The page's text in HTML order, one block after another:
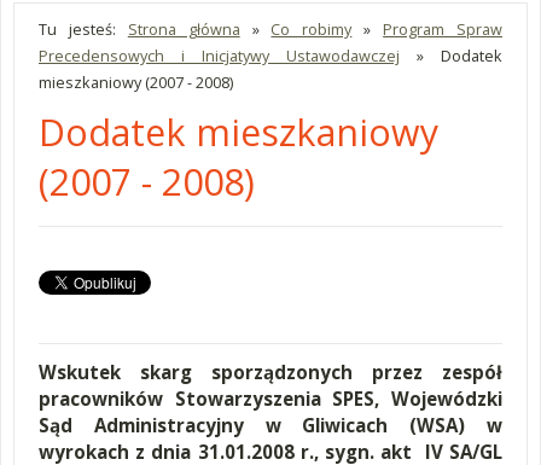
Tu jesteś: Strona główna » Co robimy» Program Spraw
Precedensowych i Inicjatywy Ustawodawczej » Dodatek
mieszkaniowy (2007 - 2008)
Dodatek mieszkaniowy
(2007 - 2008)
Wskutek skarg sporządzonych przez zespół
pracowników Stowarzyszenia SPES, Wojewódzki
Sąd Administracyjny w Gliwicach (WSA) w
wyrokach z dnia 31.01.2008 r., sygn. akt IV SA/GL